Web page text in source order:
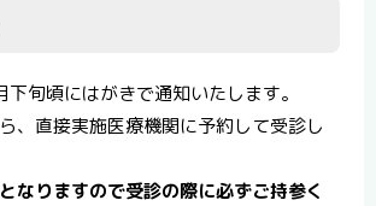
旬頃にはがきで通知いたします。
、直接実施医療機関に予約して受診し
なりますので受診の際に必ずご持参く